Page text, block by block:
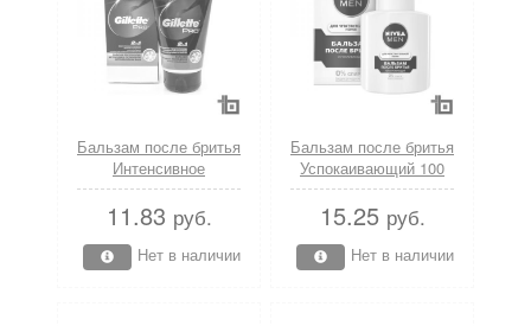
Бальзам после бритья
Интенсивное
охлаждение 100 мл
Gillette
11.83 руб.
Нет в наличии
Бальзам после бритья
Успокаивающий 100
мл Nivea
15.25 руб.
Нет в наличии